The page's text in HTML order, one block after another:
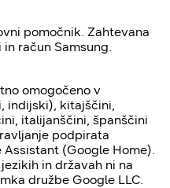
pomočnik. Zahtevana
račun Samsung.
omogočeno v
indijski), kitajščini,
italijanščini, španščini
podpirata
(Google Home).
in državah ni na
družbe Google LLC.